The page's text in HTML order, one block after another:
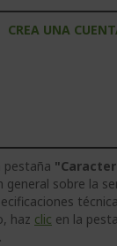
CREA UNA
pestaña
sobre la
haz clic en la
.